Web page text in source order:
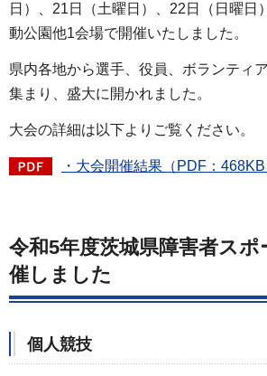
日）、21日（土曜日）、22日（日曜日
動公園他1会場で開催いたしました。
県内各地から選手、役員、ボランティ
集まり、盛大に開かれました。
大会の詳細は以下よりご覧ください。
・大会開催結果（PDF：468KB
令和5年度茨城県障害者スポ
催しました
個人競技